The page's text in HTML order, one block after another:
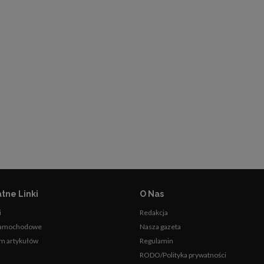
Linki
artykułów
O Nas
Redakcja
Nasza gazeta
Regulamin
RODO/Polityka prywatności